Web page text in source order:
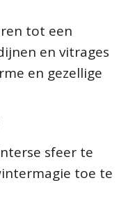
tot een
en vitrages
en gezellige
sfeer te
toe te